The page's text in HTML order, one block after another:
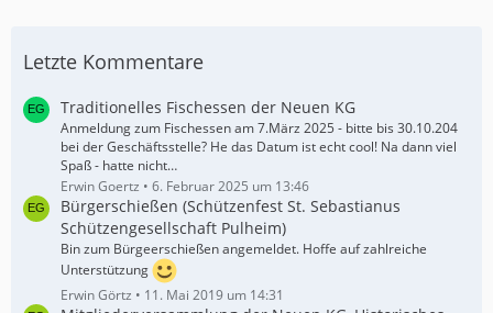
Letzte Kommentare
Traditionelles Fischessen der Neuen KG
Anmeldung zum Fischessen am 7.März 2025 - bitte bis 30.10.204
bei der Geschäftsstelle? He das Datum ist echt cool! Na dann viel
Spaß - hatte nicht…
Erwin Goertz
6. Februar 2025 um 13:46
Bürgerschießen (Schützenfest St. Sebastianus
Schützengesellschaft Pulheim)
Bin zum Bürgeerschießen angemeldet. Hoffe auf zahlreiche
Unterstützung
Erwin Görtz
11. Mai 2019 um 14:31